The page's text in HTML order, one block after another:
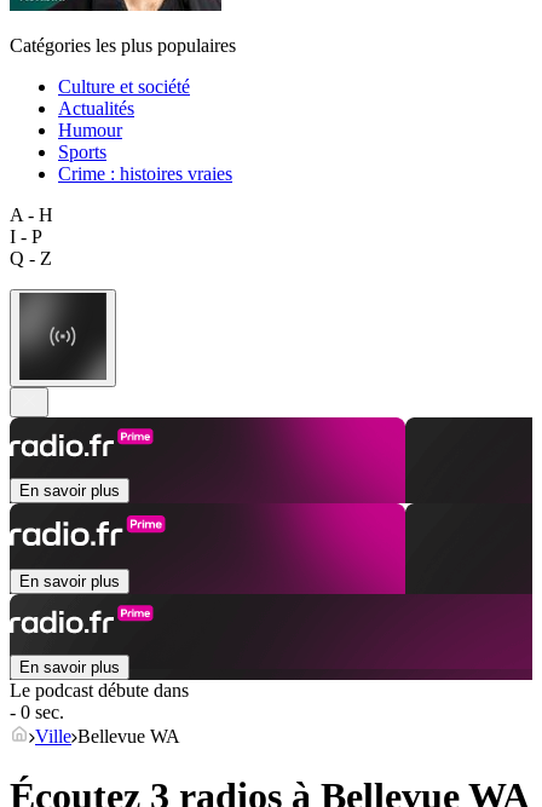
Catégories les plus populaires
Culture et société
Actualités
Humour
Sports
Crime : histoires vraies
A - H
I - P
Q - Z
En savoir plus
En savoir plus
En savoir plus
Le podcast débute dans
- 0 sec.
Ville Bellevue WA
Écoutez 3 radios à Bellevue WA